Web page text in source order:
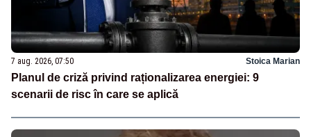
7 aug. 2026, 07:50 Stoica Marian
Planul de criză privind raționalizarea energiei: 9
scenarii de risc în care se aplică